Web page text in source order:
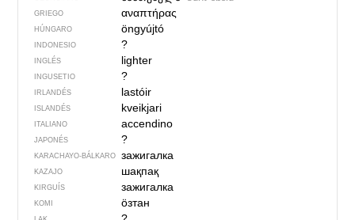
GRIEGO αναπτήρας
HÚNGARO öngyújtó
INDONESIO ?
INGLÉS lighter
INGUSETIO ?
IRLANDÉS lastóir
ISLANDÉS kveikjari
ITALIANO accendino
JAPONÉS ?
KARACHAYO-BÁLKARO зажигалка
KAZAJO шақпақ
KIRGUÍS зажигалка
KOMI ӧзтан